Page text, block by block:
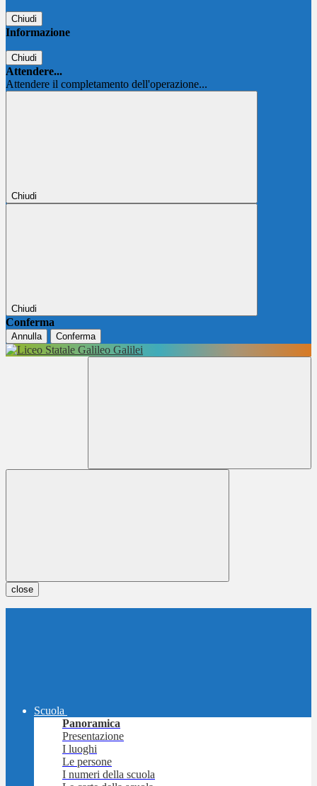
Chiudi
Informazione
Chiudi
Attendere...
Attendere il completamento dell'operazione...
Chiudi
Chiudi
Conferma
Annulla Conferma
close
Scuola
Panoramica
Presentazione
I luoghi
Le persone
I numeri della scuola